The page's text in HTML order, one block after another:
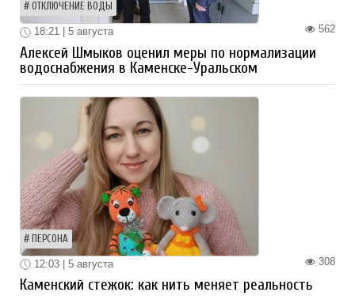
ОТКЛЮЧЕНИЕ ВОДЫ
562
18:21 | 5 августа
Алексей Шмыков оценил меры по нормализации
водоснабжения в Каменске-Уральском
ПЕРСОНА
308
12:03 | 5 августа
Каменский стежок: как нить меняет реальность